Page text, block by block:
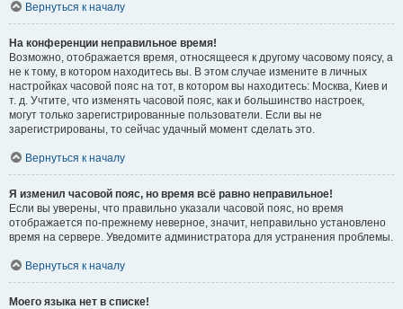
Вернуться к началу
На конференции неправильное время!
Возможно, отображается время, относящееся к другому часовому поясу, а
не к тому, в котором находитесь вы. В этом случае измените в личных
настройках часовой пояс на тот, в котором вы находитесь: Москва, Киев и
т. д. Учтите, что изменять часовой пояс, как и большинство настроек,
могут только зарегистрированные пользователи. Если вы не
зарегистрированы, то сейчас удачный момент сделать это.
Вернуться к началу
Я изменил часовой пояс, но время всё равно неправильное!
Если вы уверены, что правильно указали часовой пояс, но время
отображается по-прежнему неверное, значит, неправильно установлено
время на сервере. Уведомите администратора для устранения проблемы.
Вернуться к началу
Моего языка нет в списке!